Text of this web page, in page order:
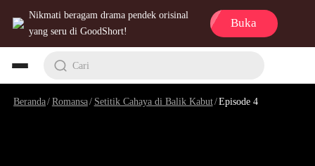
Nikmati beragam drama pendek orisinal
yang seru di GoodShort!
Buka
Cari
Beranda/Romansa/ Setitik Cahaya di Balik Kabut/Episode 4